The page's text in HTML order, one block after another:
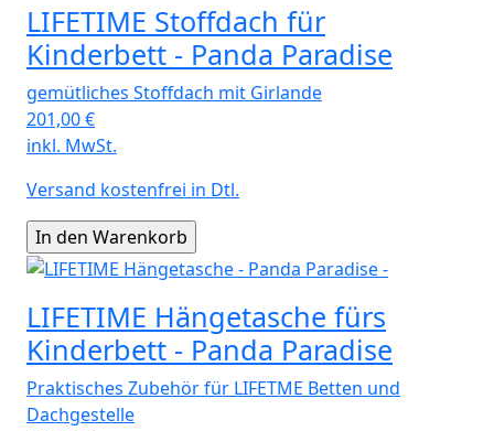
LIFETIME Stoffdach für
Kinderbett - Panda Paradise
gemütliches Stoffdach mit Girlande
201,00€
inkl. MwSt.
Versand kostenfrei in Dtl.
LIFETIME Hängetasche fürs
Kinderbett - Panda Paradise
Praktisches Zubehör für LIFETME Betten und
Dachgestelle